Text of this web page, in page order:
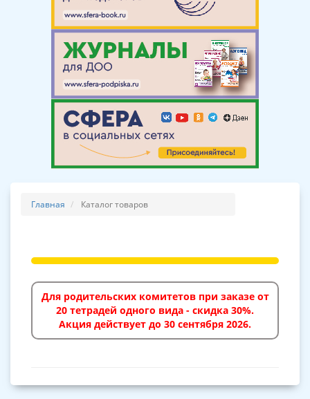
Главная Каталог товаров
Для родительских комитетов при заказе от
20 тетрадей одного вида - скидка 30%.
Акция действует до 30 сентября 2026.